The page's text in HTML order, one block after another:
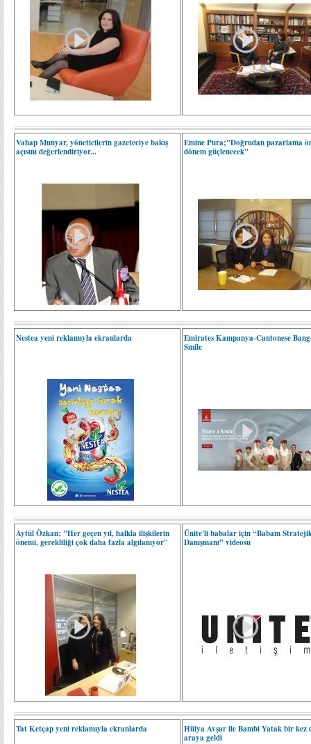
Vahap Munyar, yöneticilerin gazeteciye bakış
açısını değerlendiriyor...
Emine Pura;"Doğrudan pazarlama
dönem güçlenecek"
Nestea yeni reklamıyla ekranlarda
Emirates Kampanya-Cantonese
Smile
Aytül Özkan; "Her geçen yıl, halkla ilişkilerin
önemi, gerekliliği çok daha fazla algılanıyor"
Ünite'li babalar için “Babam
Danışmanı” videosu
Tat Ketçap yeni reklamıyla ekranlarda
Hülya Avşar ile Bambi Yatak bir kez
araya geldi